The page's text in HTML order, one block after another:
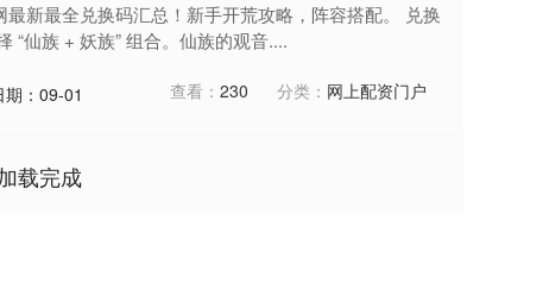
新最全兑换码汇总！新手开荒攻略，阵容搭配。 兑换
“仙族 + 妖族” 组合。仙族的观音....
期：09-01 查看： 230 分类： 网上配资门户
载完成